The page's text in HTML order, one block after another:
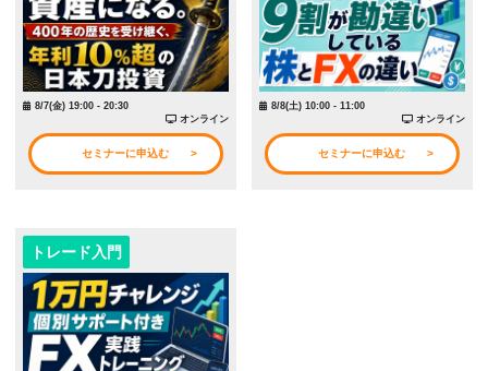
8/7(金) 19:00 - 20:30
オンライン
セミナーに申込む
8/8(土) 10:00 - 11:00
オンライン
セミナーに申込む
トレード入門